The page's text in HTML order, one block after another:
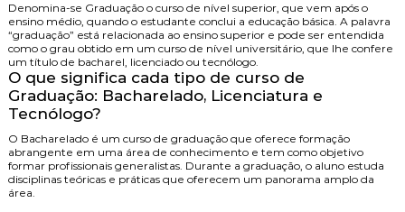
Denomina-se Graduação o curso de nível superior, que vem após o
ensino médio, quando o estudante conclui a educação básica. A palavra
“graduação” está relacionada ao ensino superior e pode ser entendida
como o grau obtido em um curso de nível universitário, que lhe confere
um título de bacharel, licenciado ou tecnólogo.
O que significa cada tipo de curso de
Graduação: Bacharelado, Licenciatura e
Tecnólogo?
O Bachareladoé um curso de graduação que oferece formação
abrangente em uma área de conhecimento e tem como objetivo
formar profissionais generalistas. Durante a graduação, o aluno estuda
disciplinas teóricas e práticas que oferecem um panorama amplo da
área.